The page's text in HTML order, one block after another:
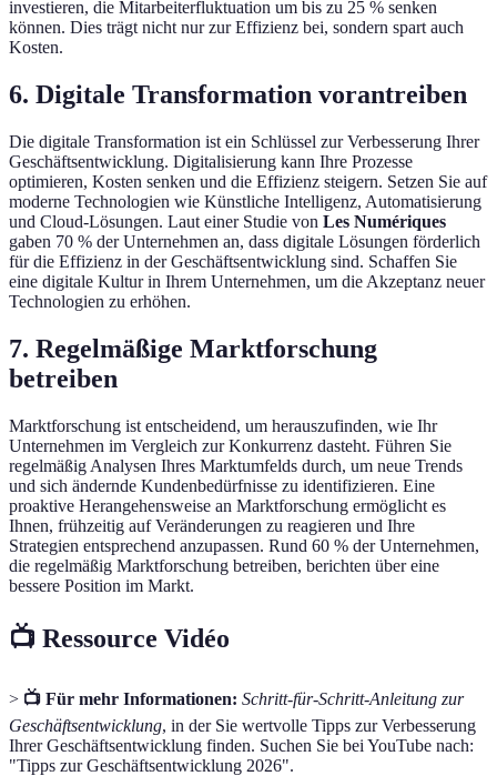
investieren, die Mitarbeiterfluktuation um bis zu 25 % senken
können. Dies trägt nicht nur zur Effizienz bei, sondern spart auch
Kosten.
6. Digitale Transformation vorantreiben
Die digitale Transformation ist ein Schlüssel zur Verbesserung Ihrer
Geschäftsentwicklung. Digitalisierung kann Ihre Prozesse
optimieren, Kosten senken und die Effizienz steigern. Setzen Sie auf
moderne Technologien wie Künstliche Intelligenz, Automatisierung
und Cloud-Lösungen. Laut einer Studie von Les Numériques
gaben 70 % der Unternehmen an, dass digitale Lösungen förderlich
für die Effizienz in der Geschäftsentwicklung sind. Schaffen Sie
eine digitale Kultur in Ihrem Unternehmen, um die Akzeptanz neuer
Technologien zu erhöhen.
7. Regelmäßige Marktforschung
betreiben
Marktforschung ist entscheidend, um herauszufinden, wie Ihr
Unternehmen im Vergleich zur Konkurrenz dasteht. Führen Sie
regelmäßig Analysen Ihres Marktumfelds durch, um neue Trends
und sich ändernde Kundenbedürfnisse zu identifizieren. Eine
proaktive Herangehensweise an Marktforschung ermöglicht es
Ihnen, frühzeitig auf Veränderungen zu reagieren und Ihre
Strategien entsprechend anzupassen. Rund 60 % der Unternehmen,
die regelmäßig Marktforschung betreiben, berichten über eine
bessere Position im Markt.
📺 Ressource Vidéo
> 📺 Für mehr Informationen: Schritt-für-Schritt-Anleitung zur
Geschäftsentwicklung, in der Sie wertvolle Tipps zur Verbesserung
Ihrer Geschäftsentwicklung finden. Suchen Sie bei YouTube nach:
"Tipps zur Geschäftsentwicklung 2026".